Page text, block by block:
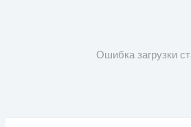
Ошибка загрузки